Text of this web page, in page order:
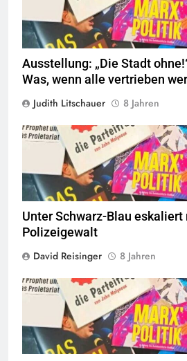
Ausstellung: „Die Stadt
Was, wenn alle vertrieben
Judith Litschauer
8 Jahren
©
Unter Schwarz-Blau
Polizeigewalt
David Reisinger
8 Jahren
©